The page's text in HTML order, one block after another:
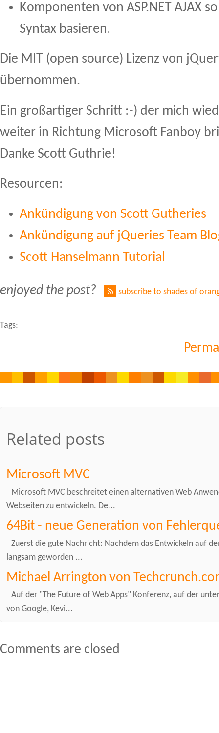
Komponenten von ASP.NET AJAX
Syntax basieren.
Die MIT (open source) Lizenz von
übernommen.
Ein großartiger Schritt :-) der mich
weiter in Richtung Microsoft Fanboy
Danke Scott Guthrie!
Resourcen:
Ankündigung von Scott Gutheries
Ankündigung auf jQueries Team
Scott Hanselmann Tutorial
enjoyed the post? subscribe to shades of
Tags:
Related posts
Microsoft MVC
Microsoft MVC beschreitet einen alternativen Web
Webseiten zu entwickeln. De...
64Bit - neue Generation von
Zuerst die gute Nachricht: Nachdem das Entwickeln auf
langsam geworden ...
Michael Arrington von
Auf der "The Future of Web Apps" Konferenz, auf der
von Google, Kevi...
Comments are closed